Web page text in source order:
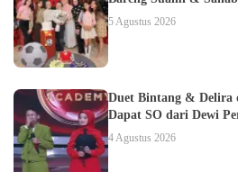
5 Agustus 2026
Duet Bintang & Delira
Dapat SO dari Dewi
4 Agustus 2026